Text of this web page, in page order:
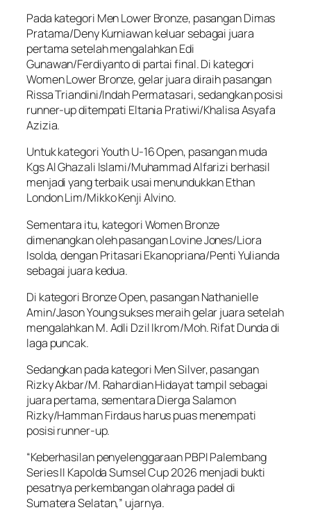
Pada kategori Men Lower Bronze, pasangan Dimas
Pratama/Deny Kurniawan keluar sebagai juara
pertama setelah mengalahkan Edi
Gunawan/Ferdiyanto di partai final. Di kategori
Women Lower Bronze, gelar juara diraih pasangan
Rissa Triandini/Indah Permatasari, sedangkan posisi
runner-up ditempati Eltania Pratiwi/Khalisa Asyafa
Azizia.
Untuk kategori Youth U-16 Open, pasangan muda
Kgs Al Ghazali Islami/Muhammad Alfarizi berhasil
menjadi yang terbaik usai menundukkan Ethan
London Lim/Mikko Kenji Alvino.
Sementara itu, kategori Women Bronze
dimenangkan oleh pasangan Lovine Jones/Liora
Isolda, dengan Pritasari Ekanopriana/Penti Yulianda
sebagai juara kedua.
Di kategori Bronze Open, pasangan Nathanielle
Amin/Jason Young sukses meraih gelar juara setelah
mengalahkan M. Adli Dzil Ikrom/Moh. Rifat Dunda di
laga puncak.
Sedangkan pada kategori Men Silver, pasangan
Rizky Akbar/M. Rahardian Hidayat tampil sebagai
juara pertama, sementara Dierga Salamon
Rizky/Hamman Firdaus harus puas menempati
posisi runner-up.
“Keberhasilan penyelenggaraan PBPI Palembang
Series II Kapolda Sumsel Cup 2026 menjadi bukti
pesatnya perkembangan olahraga padel di
Sumatera Selatan,” ujarnya.